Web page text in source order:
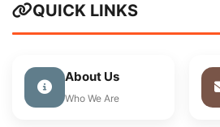
QUICK LINKS
About Us
Who We Are